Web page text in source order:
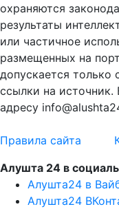
охраняются
результаты
или частичное
размещенных на
допускается только
ссылки на
адресу
Правила сайта
Алушта 24 в
Алушта24 в
Алушта24